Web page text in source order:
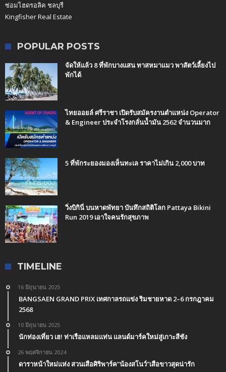
ซ่อมไฮดรอลิค ชลบุรี
Kingfisher Real Estate
POPULAR POSTS
จัดให้แล้ว 8 ที่พักบางแสน ทาสหมาแมว พาสัตว์เลี้ยงไป
พักได้
ไทยออยล์ ศรีราชา เปิดรับสมัครงานตำแหน่ง Operator
& Engineer ประจำโรงกลั่นน้ำมัน 2562 จำนวนมาก
5 ที่พักระยองมองเห็นทะเล ราคาไม่เกิน 2,000 บาท
วิ่งบิกินี่ บนหาดพัทยา บันทึกสถิติโลก Pattaya Bikini
Run 2019 เอาใจคนรักสุขภาพ
TIMELINE
16 มิถุนายน 2025
BANGSAEN GRAND PRIX เทศกาลรถแข่ง ริมชายหาด 2–6 กรกฎาคม
2568
10 มิถุนายน 2025
นักท่องเที่ยว เฮ! ท่าเรือแหลมแท่น แลนด์มาร์คใหม่สู่เกาะสีชัง
26 พฤศจิกายน 2024
ดาราหน้าใหม่แห่ง สวนเสือศิริพาร์ค”น้องสโนว์”เสือขาวสุดน่ารัก